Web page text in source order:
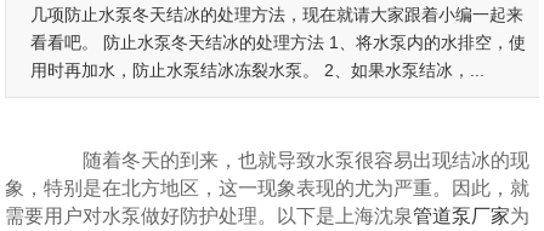
几项防止水泵冬天结冰的处理方法，现在就请大家跟着小编一起来
看看吧。 防止水泵冬天结冰的处理方法 1、将水泵内的水排空，使
用时再加水，防止水泵结冰冻裂水泵。 2、如果水泵结冰，...
随着冬天的到来，也就导致水泵很容易出现结冰的现
象，特别是在北方地区，这一现象表现的尤为严重。因此，就
需要用户对水泵做好防护处理。以下是上海沈泉管道泵厂家为